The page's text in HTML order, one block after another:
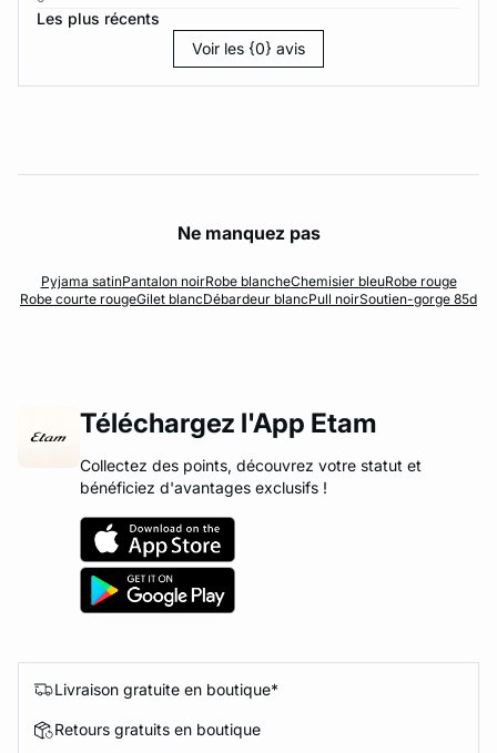
Les plus récents
Voir les {0} avis
Ne manquez pas
Pyjama satinPantalon noirRobe blancheChemisier bleuRobe rouge
Robe courte rougeGilet blancDébardeur blancPull noirSoutien-gorge 85d
Téléchargez l'App Etam
Collectez des points, découvrez votre statut et
bénéficiez d'avantages exclusifs !
Livraison gratuite en boutique*
Retours gratuits en boutique